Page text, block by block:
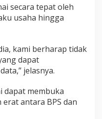
secara tepat oleh
usaha hingga
kami berharap tidak
dapat
jelasnya.
dapat membuka
antara BPS dan